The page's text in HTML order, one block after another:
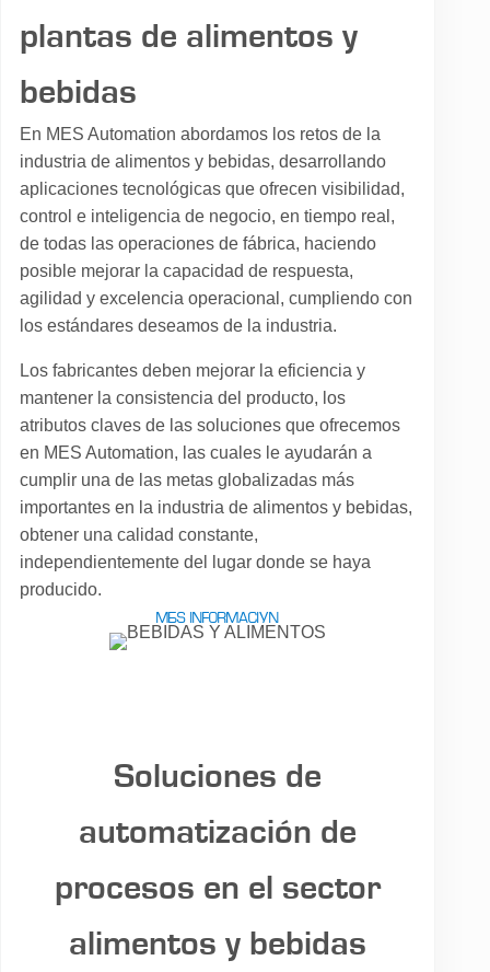
plantas de alimentos y
bebidas
En MES Automation abordamos los retos de la
industria de alimentos y bebidas, desarrollando
aplicaciones tecnológicas que ofrecen visibilidad,
control e inteligencia de negocio, en tiempo real,
de todas las operaciones de fábrica, haciendo
posible mejorar la capacidad de respuesta,
agilidad y excelencia operacional, cumpliendo con
los estándares deseamos de la industria.​
Los fabricantes deben mejorar la eficiencia y
mantener la consistencia del producto, los
atributos claves de las soluciones que ofrecemos
en MES Automation, las cuales le ayudarán a
cumplir una de las metas globalizadas más
importantes en la industria de alimentos y bebidas,
obtener una calidad constante,
independientemente del lugar donde se haya
producido.
MÁS INFORMACIÓN
Soluciones de
automatización de
procesos en el sector
alimentos y bebidas